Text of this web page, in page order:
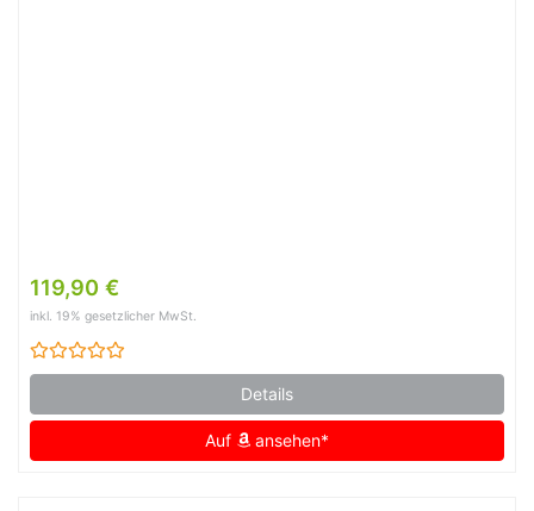
119,90 €
inkl. 19% gesetzlicher MwSt.
Details
Auf ansehen*